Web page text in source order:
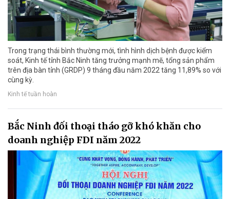
Trong trạng thái bình thường mới, tình hình dịch bệnh được kiểm
soát, Kinh tế tỉnh Bắc Ninh tăng trưởng mạnh mẽ, tổng sản phẩm
trên địa bàn tỉnh (GRDP) 9 tháng đầu năm 2022 tăng 11,89% so với
cùng kỳ.
Kinh tế tuần hoàn
Bắc Ninh đối thoại tháo gỡ khó khăn cho
doanh nghiệp FDI năm 2022